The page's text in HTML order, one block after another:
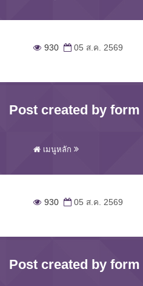
930 05 ส.ค. 2569
Post created by form
เมนูหลัก
930 05 ส.ค. 2569
Post created by form